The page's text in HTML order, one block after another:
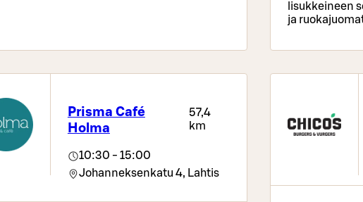
lisukkeineen
ja
Prisma Café
Holma
57,4
km
10:30 - 15:00
Johanneksenkatu 4, Lahtis